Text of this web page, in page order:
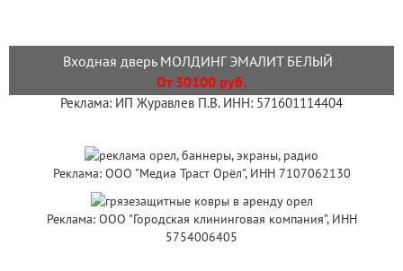
Входная дверь МОЛДИНГ ЭМАЛИТ БЕЛЫЙ
От 30100 руб.
Реклама: ИП Журавлев П.В. ИНН: 571601114404
Реклама: ООО "Медиа Траст Орёл", ИНН 7107062130
Реклама: ООО "Городская клининговая компания", ИНН
5754006405